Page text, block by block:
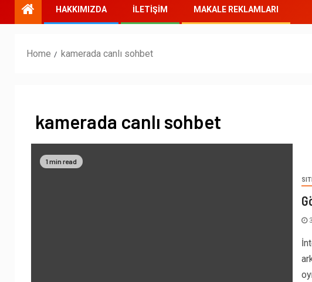
HAKKIMIZDA İLETIŞIM MAKALE REKLAMLARI
Home kamerada canlı sohbet
kamerada canlı sohbet
1 min read